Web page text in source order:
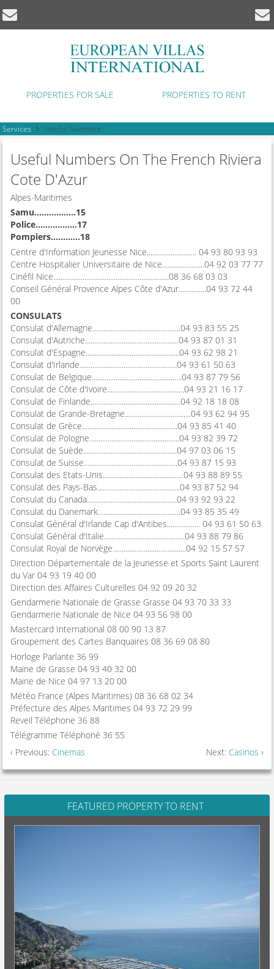
PROPERTIES FOR SALE PROPERTIES TO RENT
Services Useful Numbers
Useful Numbers On The French Riviera
Cote D'Azur
Alpes-Maritimes
Samu.................15
Police.................17
Pompiers............18
Centre d'Information Jeunesse Nice........................... 04 93 80 93 93
Centre Hospitalier Universitaire de Nice.......................04 92 03 77 77
Cinéfil Nice...............................................................08 36 68 03 03
Conseil Général Provence Alpes Côte d'Azur...............04 93 72 44
00
CONSULATS
Consulat d'Allemagne................................................04 93 83 55 25
Consulat d'Autriche...................................................04 93 87 01 31
Consulat d'Espagne...................................................04 93 62 98 21
Consulat d'Irlande.....................................................04 93 61 50 63
Consulat de Belgique.................................................04 93 87 79 56
Consulat de Côte d'Ivoire..........................................04 93 21 16 17
Consulat de Finlande.................................................04 92 18 18 08
Consulat de Grande-Bretagne....................................04 93 62 94 95
Consulat de Grèce....................................................04 93 85 41 40
Consulat de Pologne.................................................04 93 82 39 72
Consulat de Suède...................................................04 97 03 06 15
Consulat de Suisse...................................................04 93 87 15 93
Consulat des Etats-Unis............................................04 93 88 89 55
Consulat des Pays-Bas.............................................04 93 87 52 94
Consulat du Canada.................................................04 93 92 93 22
Consulat du Danemark.............................................04 93 85 35 49
Consulat Général d'Irlande Cap d'Antibes.................. 04 93 61 50 63
Consulat Général d'Italie............................................04 93 88 79 86
Consulat Royal de Norvège........................................04 92 15 57 57
Direction Départementale de la Jeunesse et Sports Saint Laurent
du Var 04 93 19 40 00
Direction des Affaires Culturelles 04 92 09 20 32
Gendarmerie Nationale de Grasse Grasse 04 93 70 33 33
Gendarmerie Nationale de Nice 04 93 56 98 00
Mastercard International 08 00 90 13 87
Groupement des Cartes Banquaires 08 36 69 08 80
Horloge Parlante 36 99
Mairie de Grasse 04 93 40 32 00
Mairie de Nice 04 97 13 20 00
Météo France (Alpes Maritimes) 08 36 68 02 34
Préfecture des Alpes Maritimes 04 93 72 29 99
Reveil Téléphone 36 88
Télégramme Téléphoné 36 55
Next: Casinos ›
‹ Previous: Cinemas
FEATURED PROPERTY TO RENT